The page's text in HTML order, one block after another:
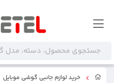
خرید لوازم جانبی گوشی موبایل